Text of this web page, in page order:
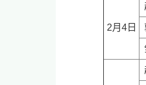
2月4日